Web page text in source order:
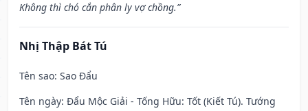
Không thì chó cắn phân ly vợ chồng.”
Nhị Thập Bát Tú
Tên sao: Sao Đẩu
Tên ngày: Đẩu Mộc Giải - Tống Hữu: Tốt (Kiết Tú). Tướng